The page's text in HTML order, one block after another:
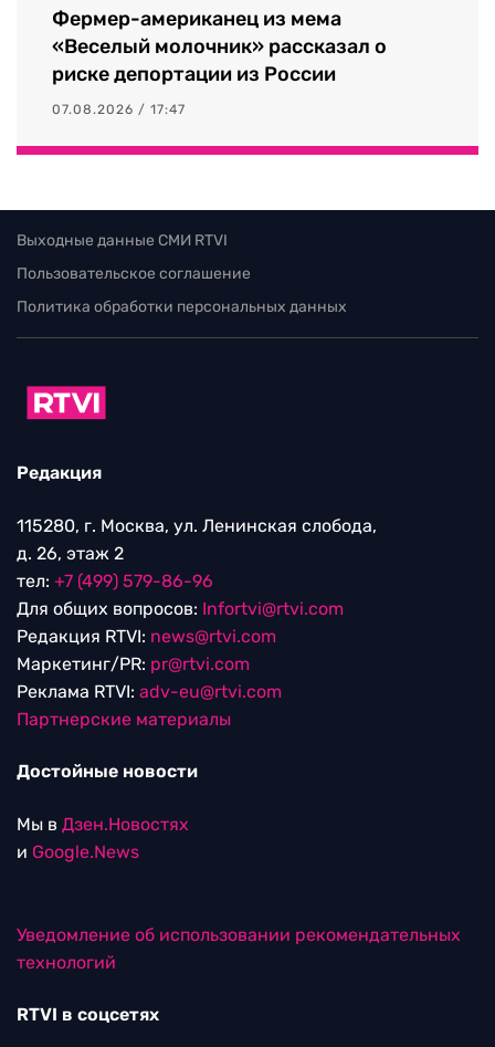
Фермер-американец из мема
«Веселый молочник» рассказал о
риске депортации из России
07.08.2026 / 17:47
Выходные данные СМИ RTVI
Пользовательское соглашение
Политика обработки персональных данных
Редакция
115280, г. Москва, ул. Ленинская слобода,
д. 26, этаж 2
тел: +7 (499) 579-86-96
Для общих вопросов: Infortvi@rtvi.com
Редакция RTVI: news@rtvi.com
Маркетинг/PR: pr@rtvi.com
Реклама RTVI: adv-eu@rtvi.com
Партнерские материалы
Достойные новости
Мы в Дзен.Новостях
и Google.News
Уведомление об использовании рекомендательных
технологий
RTVI в соцсетях